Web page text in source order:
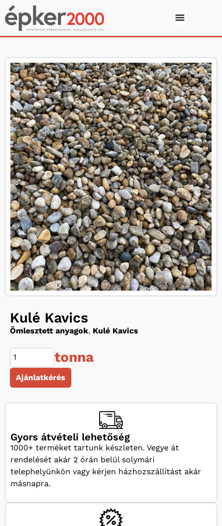
Kulé Kavics
Ömlesztett anyagok, Kulé Kavics
tonna
Ajánlatkérés
Gyors átvételi lehetőség
1000+ terméket tartunk készleten. Vegye át
rendelését akár 2 órán belül solymári
telephelyünkön vagy kérjen házhozszállítást akár
másnapra.